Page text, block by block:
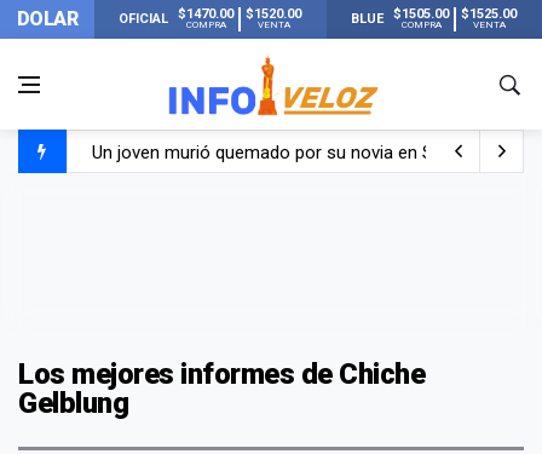
DOLAR OFICIAL $1470.00
COMPRA
$1520.00
VENTA BLUE $1505.00
COMPRA
$1525.00
VENTA
Un joven murió quemado por su novia en San Luis:
Los mejores informes de Chiche
Gelblung